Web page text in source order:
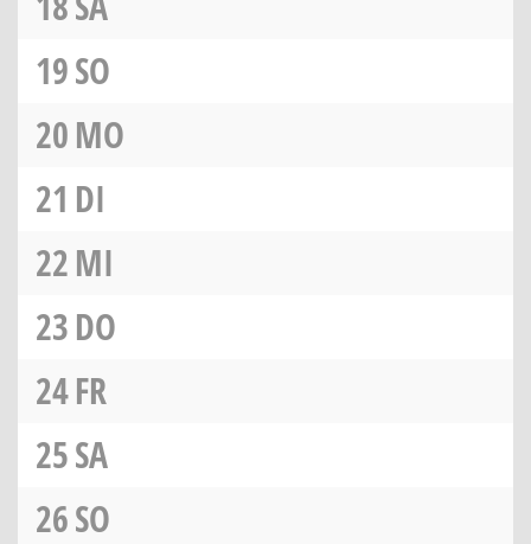
19SO
20MO
21 DI
22MI
23DO
24FR
25SA
26SO